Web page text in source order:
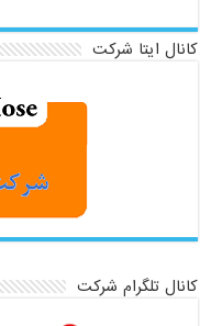
کانال ایتا شرکت
کانال تلگرام شرکت